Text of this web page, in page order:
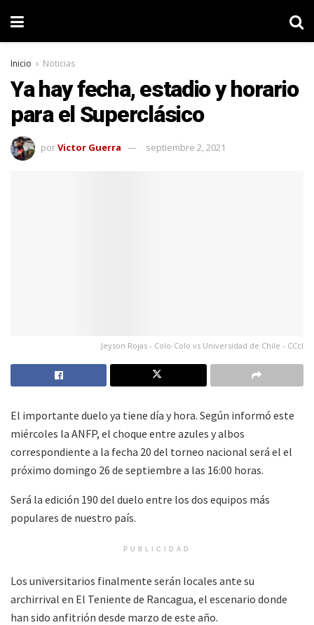
Inicio Noticias
Ya hay fecha, estadio y horario
para el Superclásico
porVictor Guerra septiembre 2, 2021
Jeyson Rojas - Colo-Colo vs Universidad de Chile - CCcl
El importante duelo ya tiene día y hora. Según informó este
miércoles la ANFP, el choque entre azules y albos
correspondiente a la fecha 20 del torneo nacional será el el
próximo domingo 26 de septiembre a las 16:00 horas.
Será la edición 190 del duelo entre los dos equipos más
populares de nuestro país.
PUBLICIDAD
Los universitarios finalmente serán locales ante su
archirrival en El Teniente de Rancagua, el escenario donde
han sido anfitrión desde marzo de este año.